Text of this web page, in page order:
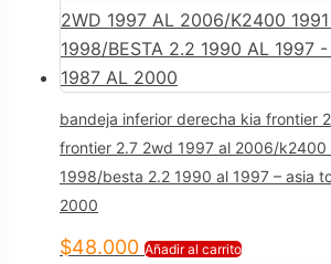
bandeja inferior derecha kia frontier
frontier 2.7 2wd 1997 al 2006/k2400
1998/besta 2.2 1990 al 1997 – asia
2000
$48.000 Añadir al carrito